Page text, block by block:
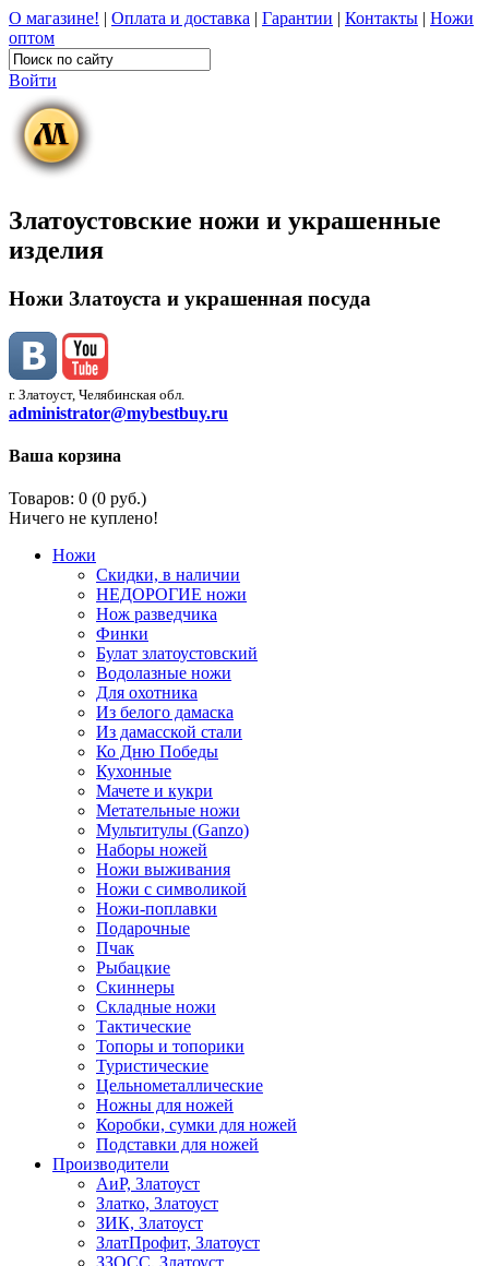
О магазине! | Оплата и доставка | Гарантии | Контакты | Ножи
оптом
Войти
Златоустовские ножи и украшенные
изделия
Ножи Златоуста и украшенная посуда
г. Златоуст, Челябинская обл.
administrator@mybestbuy.ru
Ваша корзина
Товаров: 0 (0 руб.)
Ничего не куплено!
Ножи
Скидки, в наличии
НЕДОРОГИЕ ножи
Нож разведчика
Финки
Булат златоустовский
Водолазные ножи
Для охотника
Из белого дамаска
Из дамасской стали
Ко Дню Победы
Кухонные
Мачете и кукри
Метательные ножи
Мультитулы (Ganzo)
Наборы ножей
Ножи выживания
Ножи с символикой
Ножи-поплавки
Подарочные
Пчак
Рыбацкие
Скиннеры
Складные ножи
Тактические
Топоры и топорики
Туристические
Цельнометаллические
Ножны для ножей
Коробки, сумки для ножей
Подставки для ножей
Производители
АиР, Златоуст
Златко, Златоуст
ЗИК, Златоуст
ЗлатПрофит, Златоуст
ЗЗОСС, Златоуст